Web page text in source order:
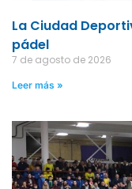
La Ciudad
pádel
7 de agosto de 2026
Leer más »